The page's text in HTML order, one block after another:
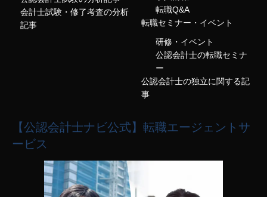
会計士試験・修了考査の分析
記事
転職Q&A
転職セミナー・イベント
研修・イベント
公認会計士の転職セミナ
ー
公認会計士の独立に関する記
事
【公認会計士ナビ公式】転職エージェントサ
ービス